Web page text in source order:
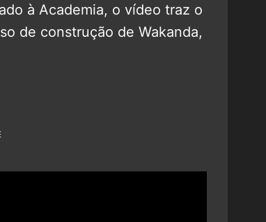
à Academia, o vídeo traz o
de construção de Wakanda,